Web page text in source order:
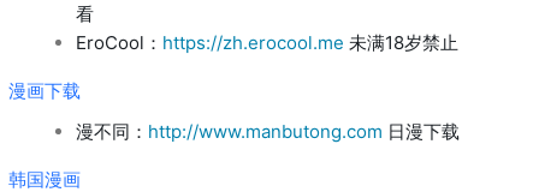
看
EroCool： https://zh.erocool.me 未满18岁禁止
漫画下载
漫不同： http://www.manbutong.com 日漫下载
韩国漫画